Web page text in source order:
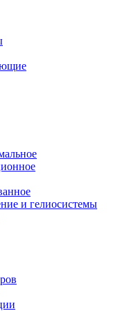
и гелиосистемы